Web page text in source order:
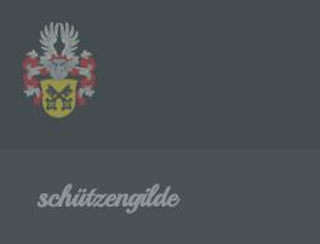
Inhalt
springen
schützengilde